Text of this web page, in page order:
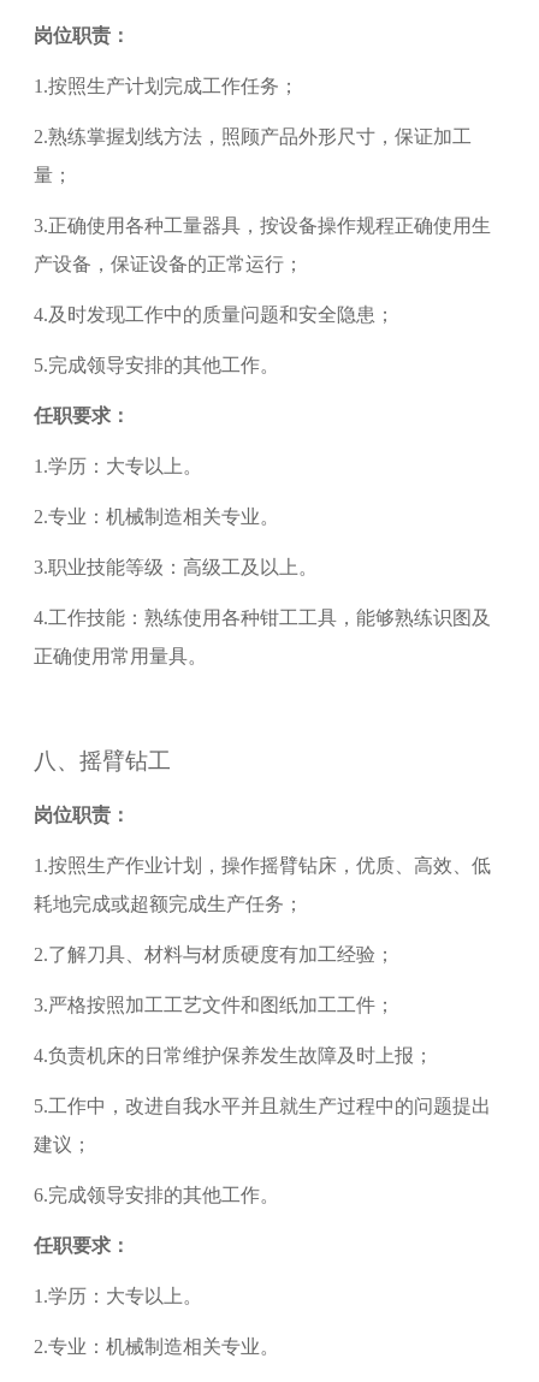
岗位职责：
1.按照生产计划完成工作任务；
2.熟练掌握划线方法，照顾产品外形尺寸，保证加工
量；
3.正确使用各种工量器具，按设备操作规程正确使用生
产设备，保证设备的正常运行；
4.及时发现工作中的质量问题和安全隐患；
5.完成领导安排的其他工作。
任职要求：
1.学历：大专以上。
2.专业：机械制造相关专业。
3.职业技能等级：高级工 及以上。
4.工作技能：熟练使用各种钳工工具，能够熟练识图及
正确使用常用量具。
八、摇臂钻工
岗位职责：
1.按照生产作业计划，操作摇臂钻床，优质、高效、低
耗地完成或超额完成生产任务；
2.了解刀具、材料与材质硬度有加工经验；
3.严格按照加工工艺文件和图纸加工工件；
4.负责机床的日常维护保养发生故障及时上报；
5.工作中，改进自我水平并且就生产过程中的问题提出
建议；
6.完成领导安排的其他工作。
任职要求：
1.学历：大专以上。
2.专业：机械制造相关专业。